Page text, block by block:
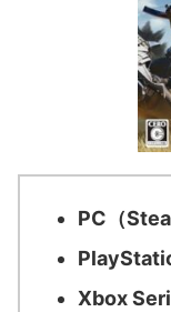
PC（
Xbox